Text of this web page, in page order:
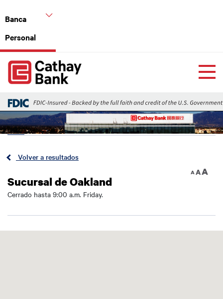
Banca
Personal
Global Header Hierarchy Menu
Home
Back
Volver a resultados
Sucursal de Oakland
Cerrado hasta 9:00 a.m. Friday.
A
A A